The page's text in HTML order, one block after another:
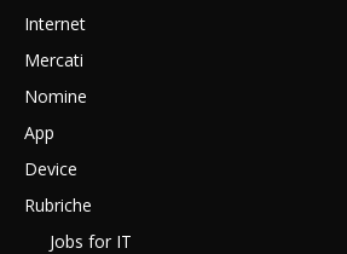
Internet
Mercati
Nomine
App
Device
Rubriche
Jobs for IT